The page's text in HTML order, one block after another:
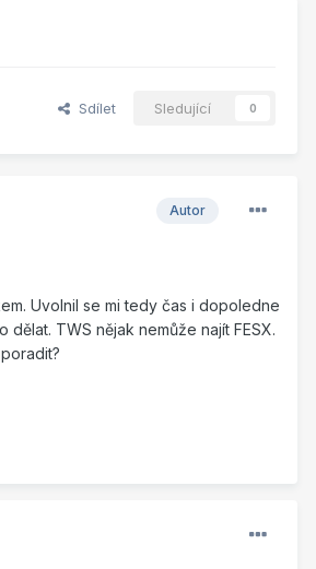
Sdílet Sledující 0
Autor
Uvolnil se mi tedy čas i dopoledne
TWS nějak nemůže najít FESX.